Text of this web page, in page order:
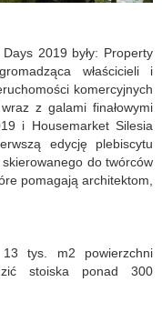
2019 były: Property
właścicieli i
komercyjnych
z galami finałowymi
i Housemarket Silesia
edycję plebiscytu
skierowanego do twórców
pomagają architektom,
tys. m2 powierzchni
stoiska ponad 300